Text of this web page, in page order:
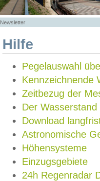
Newsletter
Hilfe
Pegelauswahl
Kennzeichnende
Zeitbezug der
Der Wasserstand
Download
Astronomische
Höhensysteme
Einzugsgebiete
24h Regenradar